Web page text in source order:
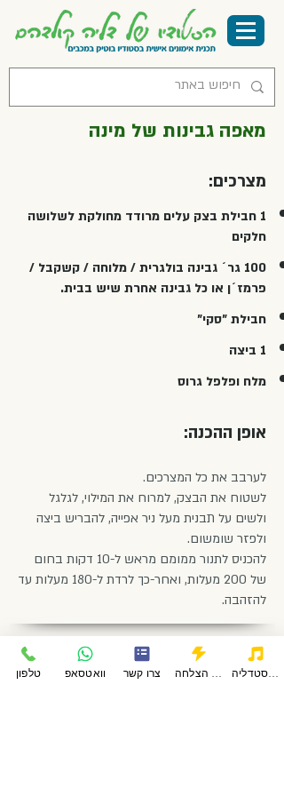
מאפה גבינות של מינה
מצרכים:
1 חבילת בצק עלים מרודד מחולקת לשלושה
חלקים
100 גר´ גבינה בולגרית / מלוחה / קשקבל /
פרמז´ן או כל גבינה אחרת שיש בבית.
חבילת "סקי"
1 ביצה
מלח ופלפל גרוס
אופן ההכנה:
לערבב את כל המצרכים.
לשטוח את הבצק, למרוח את המילוי, לגלגל
ולשים על תבנית מעל ניר אפייה, להבריש ביצה
ולפזר שומשום.
להכניס לתנור ממומם מראש ל-10 דקות בחום
של 200 מעלות, ואחר-כך לרדת ל-180 מעלות עד
להזהבה.
הסטודיו של דליה קולדהם
עקבו אחרינו טלפון וואטסאפ צרו קשר